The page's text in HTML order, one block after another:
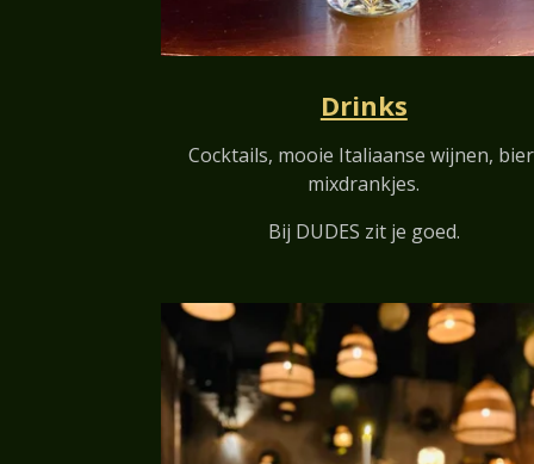
Drinks
Cocktails, mooie Italiaanse wijnen,
mixdrankjes.
Bij DUDES zit je goed.